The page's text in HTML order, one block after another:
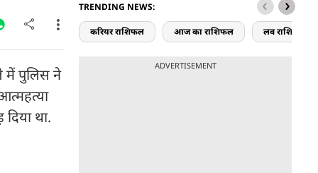
में पुलिस ने
था.
TRENDING NEWS:
करियर राशिफल आज का राशिफल लव राशिफल
ADVERTISEMENT